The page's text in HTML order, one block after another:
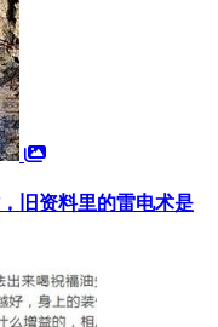
旧资料里的雷电术是